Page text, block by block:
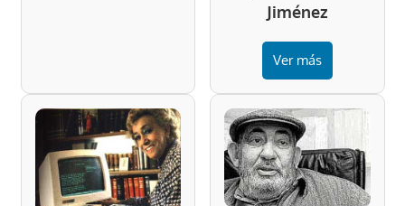
Jiménez
Ver más